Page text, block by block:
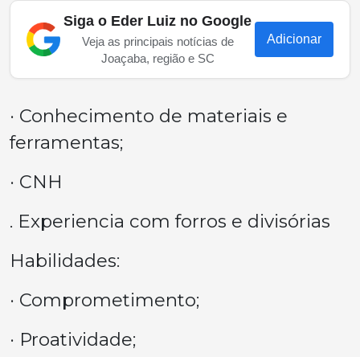
Siga o Eder Luiz no Google
Veja as principais notícias de
Joaçaba, região e SC
Adicionar
· Conhecimento de materiais e
ferramentas;
· CNH
. Experiencia com forros e divisórias
Habilidades:
· Comprometimento;
· Proatividade;